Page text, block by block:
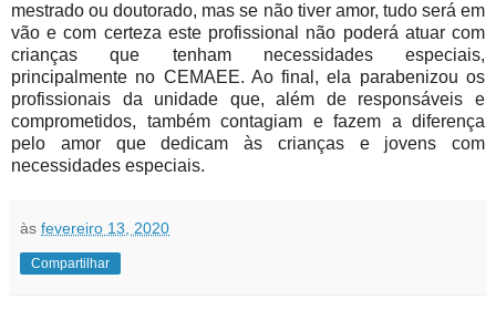
mestrado ou doutorado, mas se não tiver amor, tudo será em
vão e com certeza este profissional não poderá atuar com
crianças que tenham necessidades especiais,
principalmente no CEMAEE. Ao final, ela parabenizou os
profissionais da unidade que, além de responsáveis e
comprometidos, também contagiam e fazem a diferença
pelo amor que dedicam às crianças e jovens com
necessidades especiais.
às fevereiro 13, 2020
Compartilhar